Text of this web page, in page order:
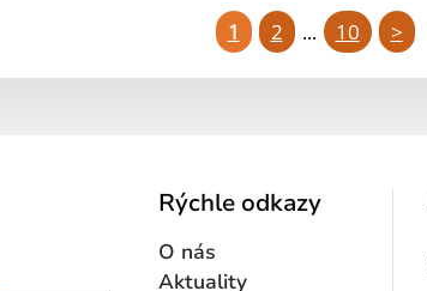
1 2 ... 10 >
Text vašej správy...
Rýchle odkazy
O nás
Aktuality